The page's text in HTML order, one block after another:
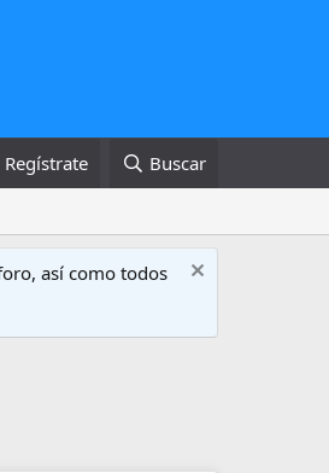
Regístrate Buscar
así como todos